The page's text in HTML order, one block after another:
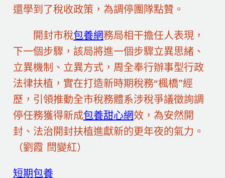
還學到了稅收政策，為調停團隊點贊。
開封市稅包養網務局相干擔任人表現，
下一個步驟，該局將進一個步驟立異思緒、
立異機制、立異方式，周全奉行辦事型行政
法律扶植，實在打造新時期稅務“楓橋”經
歷，引領推動全市稅務體系涉稅爭議徵詢調
停任務獲得新成包養甜心網效，為安然開
封、法治開封扶植進獻新的更年夜的氣力。
（劉霞 閆變紅）
短期包養